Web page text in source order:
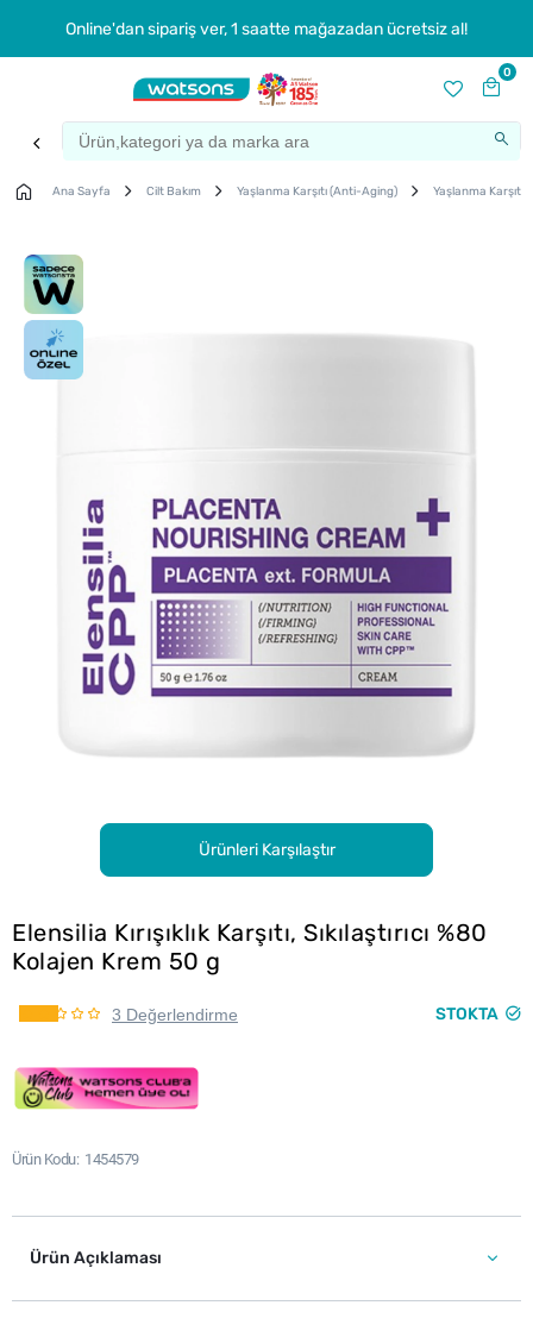
Online'dan sipariş ver, 1 saatte mağazadan ücretsiz al!
0
Ana Sayfa Cilt Bakım Yaşlanma Karşıtı (Anti-Aging) Yaşlanma Karşıtı
Ürünleri Karşılaştır
Elensilia Kırışıklık Karşıtı, Sıkılaştırıcı %80
Kolajen Krem 50 g
3 Değerlendirme STOKTA
Ürün Kodu 1454579
Ürün Açıklaması